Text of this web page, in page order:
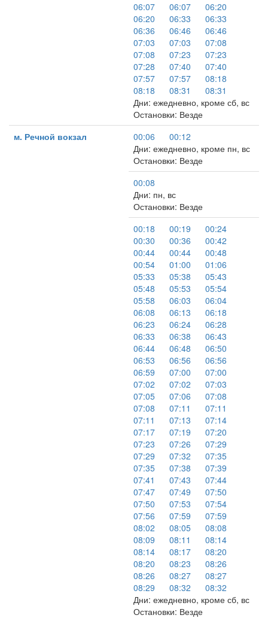
06:07
06:07
06:20
06:20
06:33
06:33
06:36
06:46
06:46
07:03
07:03
07:08
07:08
07:23
07:23
07:28
07:40
07:40
07:57
07:57
08:18
08:18
08:31
08:31
Дни: ежедневно, кроме сб, вс
Остановки: Везде
м. Речной вокзал
00:06
00:12
Дни: ежедневно, кроме пн, вс
Остановки: Везде
00:08
Дни: пн, вс
Остановки: Везде
00:18
00:19
00:24
00:30
00:36
00:42
00:44
00:44
00:48
00:54
01:00
01:06
05:33
05:38
05:43
05:48
05:53
05:54
05:58
06:03
06:04
06:08
06:13
06:18
06:23
06:24
06:28
06:33
06:38
06:43
06:44
06:48
06:50
06:53
06:56
06:56
06:59
07:00
07:00
07:02
07:02
07:03
07:05
07:06
07:08
07:08
07:11
07:11
07:11
07:13
07:14
07:17
07:19
07:20
07:23
07:26
07:29
07:29
07:32
07:35
07:35
07:38
07:39
07:41
07:43
07:44
07:47
07:49
07:50
07:50
07:53
07:54
07:56
07:59
07:59
08:02
08:05
08:08
08:09
08:11
08:14
08:14
08:17
08:20
08:20
08:23
08:26
08:26
08:27
08:27
08:29
08:32
08:32
Дни: ежедневно, кроме сб, вс
Остановки: Везде